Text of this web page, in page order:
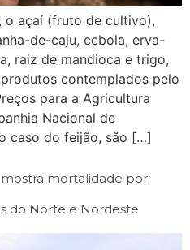
o açaí (fruto de cultivo),
de-caju, cebola, erva-
raiz de mandioca e trigo,
contemplados pelo
para a Agricultura
Nacional de
caso do feijão, são […]
mortalidade por
do Norte e Nordeste